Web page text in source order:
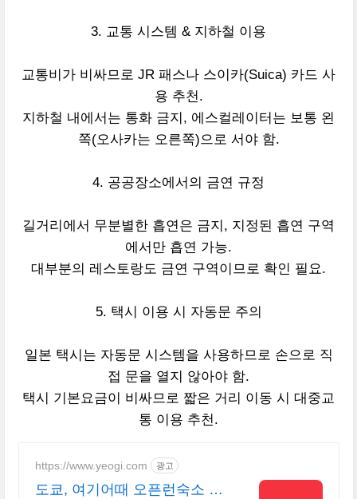
3. 교통 시스템 & 지하철 이용
교통비가 비싸므로 JR 패스나 스이카(Suica) 카드 사
용 추천.
지하철 내에서는 통화 금지, 에스컬레이터는 보통 왼
쪽(오사카는 오른쪽)으로 서야 함.
4. 공공장소에서의 금연 규정
길거리에서 무분별한 흡연은 금지, 지정된 흡연 구역
에서만 흡연 가능.
대부분의 레스토랑도 금연 구역이므로 확인 필요.
5. 택시 이용 시 자동문 주의
일본 택시는 자동문 시스템을 사용하므로 손으로 직
접 문을 열지 않아야 함.
택시 기본요금이 비싸므로 짧은 거리 이동 시 대중교
통 이용 추천.
https://www.yeogi.com 광고
도쿄, 여기어때 오픈런숙소 최